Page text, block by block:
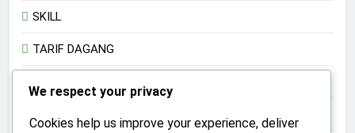
SKILL
TARIF DAGANG
We respect your privacy
Cookies help us improve your experience, deliver